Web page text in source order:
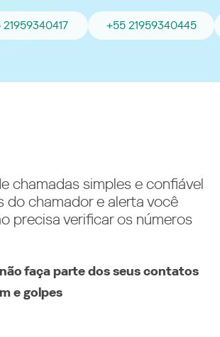
21959340417 +55 21959340445
chamadas simples e confiável
chamador e alerta você
precisa verificar os números
faça parte dos seus contatos
e golpes